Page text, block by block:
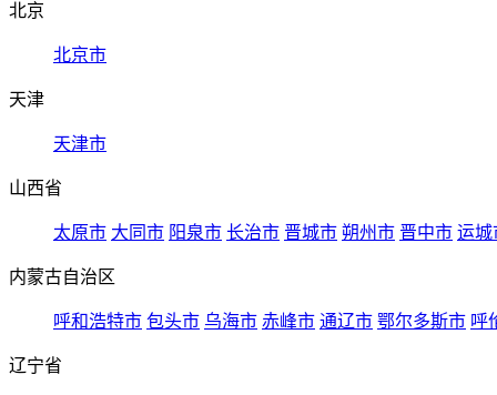
北京
北京市
天津
天津市
山西省
太原市 大同市 阳泉市 长治市 晋城市 朔州市 晋中市 运城
内蒙古自治区
呼和浩特市 包头市 乌海市 赤峰市 通辽市 鄂尔多斯市 呼
辽宁省